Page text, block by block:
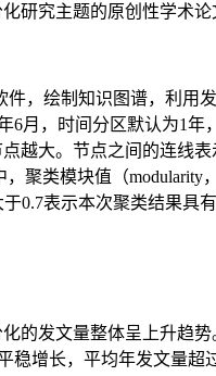
研究主题的原创性学术
件，绘制知识图谱，利
，时间分区默认为1年
越大。节点之间的连线
聚类模块值（
0.7表示本次聚类结果具
的发文量整体呈上升趋
增长，平均年发文量超